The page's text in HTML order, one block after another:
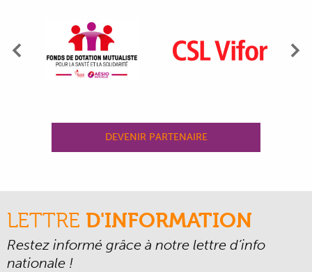
Précédent
DEVENIR PARTENAIRE
LETTRE D'INFORMATION
Restez informé grâce à notre lettre d’info
nationale !